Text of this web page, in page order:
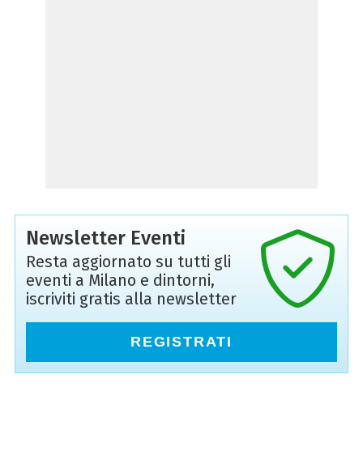
Newsletter Eventi
Resta aggiornato su tutti gli
eventi a Milano e dintorni,
iscriviti gratis alla newsletter
REGISTRATI